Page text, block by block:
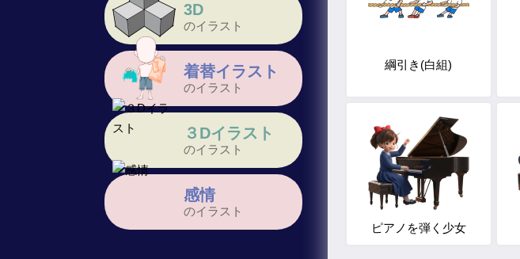
3D
のイラスト
着替イラスト
のイラスト
３Dイラスト
のイラスト
感情
のイラスト
綱引き(白組)
ピアノを弾く少女